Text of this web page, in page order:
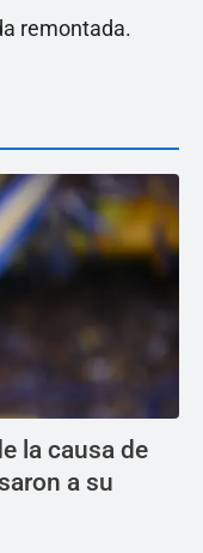
remontada.
la causa de
a su